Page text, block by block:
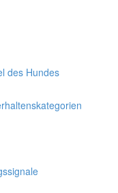
des Hundes